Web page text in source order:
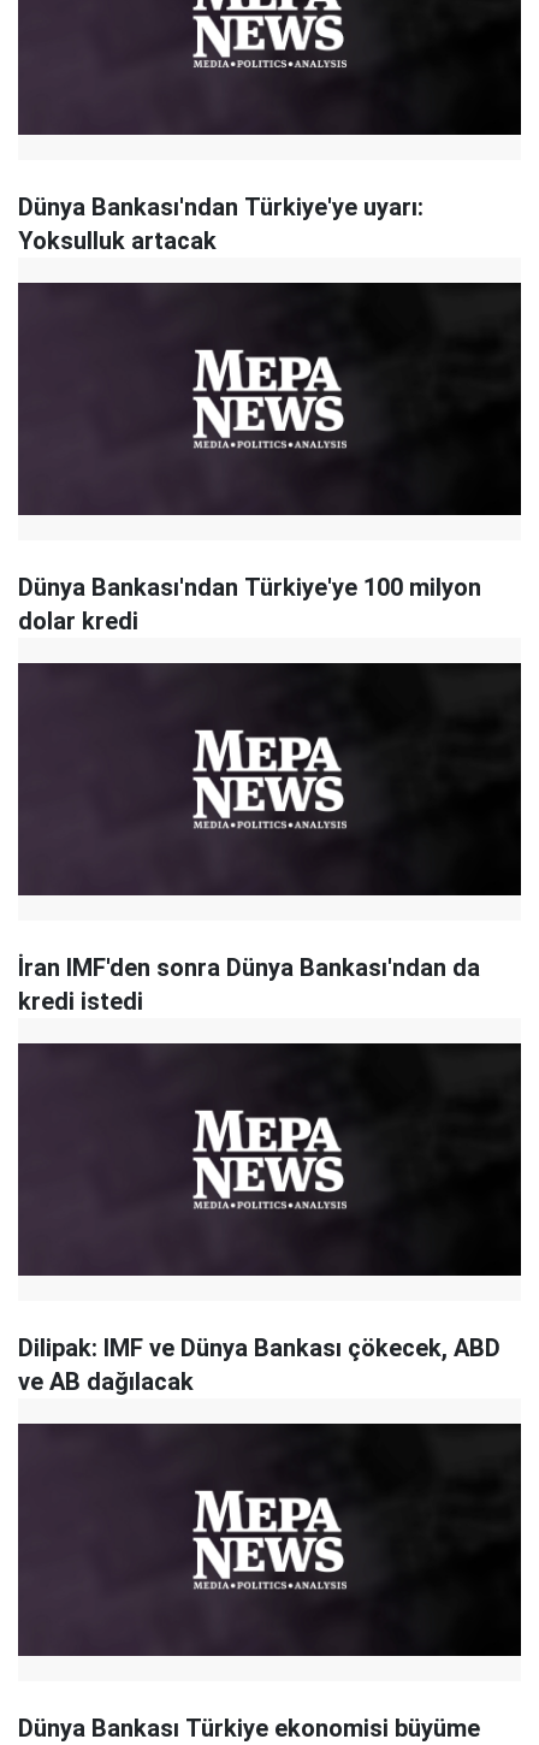
Dünya Bankası'ndan Türkiye'ye uyarı:
Yoksulluk artacak
Dünya Bankası'ndan Türkiye'ye 100 milyon
dolar kredi
İran IMF'den sonra Dünya Bankası'ndan da
kredi istedi
Dilipak: IMF ve Dünya Bankası çökecek, ABD
ve AB dağılacak
Dünya Bankası Türkiye ekonomisi büyüme